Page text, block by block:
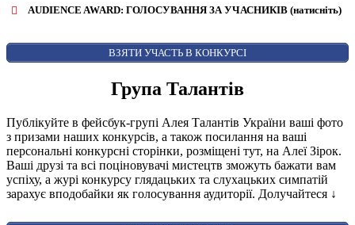
AUDIENCE AWARD: ГОЛОСУВАННЯ ЗА УЧАСНИКІВ (натисніть)
AUDIENCE AWARD
ВЗЯТИ УЧАСТЬ В КОНКУРСІ
Група Талантів
Публікуйте в фейсбук-групі Алея Талантів України ваші фото
з призами наших конкурсів, а також посилання на ваші
персональні конкурсні сторінки, розміщені тут, на Алеї Зірок.
Ваші друзі та всі поціновувачі мистецтв зможуть бажати вам
успіху, а журі конкурсу глядацьких та слухацьких симпатій
зарахує вподобайки як голосування аудиторії. Долучайтеся ↓